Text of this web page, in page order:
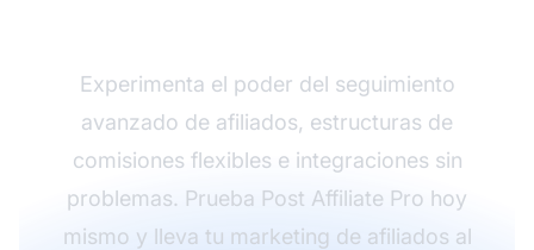
Experimenta el poder del seguimiento
avanzado de afiliados, estructuras de
comisiones flexibles e integraciones sin
problemas. Prueba Post Affiliate Pro hoy
mismo y lleva tu marketing de afiliados al